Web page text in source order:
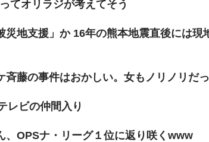
てオリラジが考えてそう
災地支援」か 16年の熊本地震直後には現
藤の事件はおかしい。女もノリノリだっ
レビの仲間入り
、OPSナ・リーグ１位に返り咲くwww